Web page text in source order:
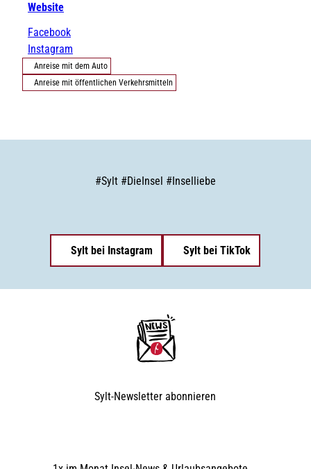
Website
Facebook
Instagram
Anreise mit dem Auto
Anreise mit öffentlichen Verkehrsmitteln
#Sylt #DieInsel #Inselliebe
Sylt bei Instagram Sylt bei TikTok
Sylt-Newsletter abonnieren